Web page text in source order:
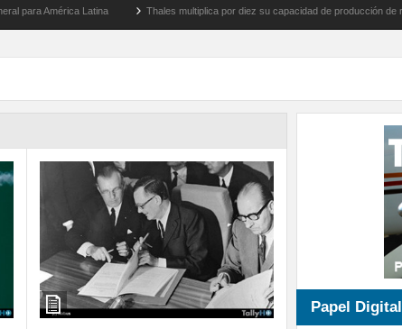
Latina Thales multiplica por diez su capacidad de producción de radares en Brasil
Papel Digital